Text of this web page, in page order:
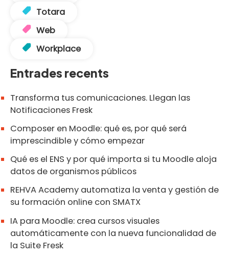
Totara
Web
Workplace
Entrades recents
Transforma tus comunicaciones. Llegan las
Notificaciones Fresk
Composer en Moodle: qué es, por qué será
imprescindible y cómo empezar
Qué es el ENS y por qué importa si tu Moodle aloja
datos de organismos públicos
REHVA Academy automatiza la venta y gestión de
su formación online con SMATX
IA para Moodle: crea cursos visuales
automáticamente con la nueva funcionalidad de
la Suite Fresk